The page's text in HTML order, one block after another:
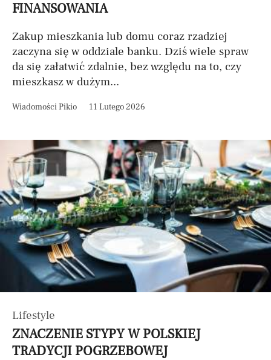
FINANSOWANIA
Zakup mieszkania lub domu coraz rzadziej
zaczyna się w oddziale banku. Dziś wiele spraw
da się załatwić zdalnie, bez względu na to, czy
mieszkasz w dużym...
Wiadomości Pikio 11 Lutego 2026
Lifestyle
ZNACZENIE STYPY W POLSKIEJ
TRADYCJI POGRZEBOWEJ